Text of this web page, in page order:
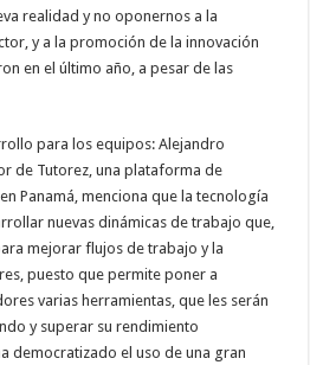
realidad y no oponernos a la
y a la promoción de la innovación
en el último año, a pesar de las
para los equipos: Alejandro
de Tutorez, una plataforma de
Panamá, menciona que la tecnología
nuevas dinámicas de trabajo que,
mejorar flujos de trabajo y la
puesto que permite poner a
varias herramientas, que les serán
y superar su rendimiento
democratizado el uso de una gran